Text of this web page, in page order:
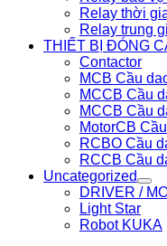
Relay thời
Relay trung
THIẾT BỊ ĐÓNG
Contactor
MCB Cầu
MCCB Cầu
MCCB Cầu
MotorCB
RCBO Cầu
RCCB Cầu
Uncategorized
DRIVER /
Light Star
Robot KUKA